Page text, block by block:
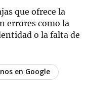
que ofrece la
errores como la
o la falta de
en Google